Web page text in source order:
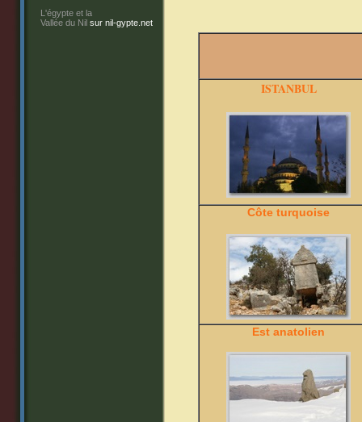
L'égypte et la
Vallée du Nil sur nil-gypte.net
ISTANBUL
Côte turquoise
Est anatolien